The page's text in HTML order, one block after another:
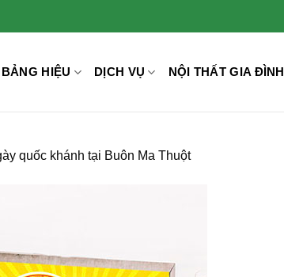
BẢNG HIỆU DỊCH VỤ NỘI THẤT GIA ĐÌNH
quốc khánh tại Buôn Ma Thuột